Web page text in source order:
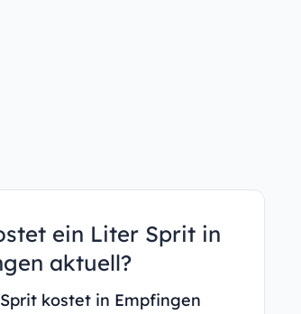
ein Liter Sprit in
aktuell?
kostet in Empfingen